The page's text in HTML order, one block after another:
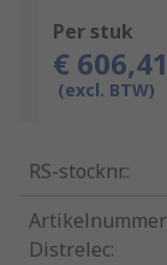
Per stuk
€ 606,41
(excl. BTW)
RS-stocknr.:
Artikelnummer
Distrelec: